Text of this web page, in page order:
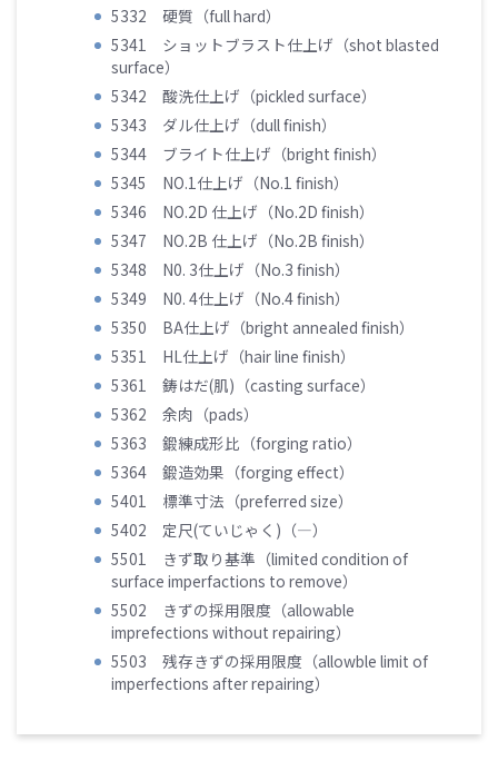
5332 硬質（full hard）
5341 ショットブラスト仕上げ（shot blasted
surface）
5342 酸洗仕上げ（pickled surface）
5343 ダル仕上げ（dull finish）
5344 ブライト仕上げ（bright finish）
5345 NO.1仕上げ（No.1 finish）
5346 NO.2D 仕上げ（No.2D finish）
5347 NO.2B 仕上げ（No.2B finish）
5348 N0. 3仕上げ（No.3 finish）
5349 N0. 4仕上げ（No.4 finish）
5350 BA仕上げ（bright annealed finish）
5351 HL仕上げ（hair line finish）
5361 鋳はだ(肌)（casting surface）
5362 余肉（pads）
5363 鍛練成形比（forging ratio）
5364 鍛造効果（forging effect）
5401 標準寸法（preferred size）
5402 定尺(ていじゃく)（―）
5501 きず取り基準（limited condition of
surface imperfactions to remove）
5502 きずの採用限度（allowable
imprefections without repairing）
5503 残存きずの採用限度（allowble limit of
imperfections after repairing）